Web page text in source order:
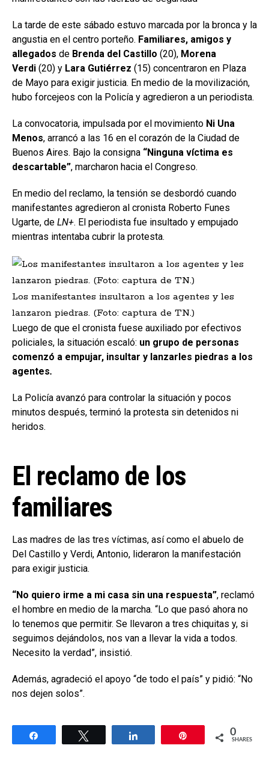
La tarde de este sábado estuvo marcada por la bronca y la
angustia en el centro porteño. Familiares, amigos y
allegados de Brenda del Castillo (20), Morena
Verdi (20) y Lara Gutiérrez (15) concentraron en Plaza
de Mayo para exigir justicia. En medio de la movilización,
hubo forcejeos con la Policía y agredieron a un periodista.
La convocatoria, impulsada por el movimiento Ni Una
Menos, arrancó a las 16 en el corazón de la Ciudad de
Buenos Aires. Bajo la consigna “Ninguna víctima es
descartable”, marcharon hacia el Congreso.
En medio del reclamo, la tensión se desbordó cuando
manifestantes agredieron al cronista Roberto Funes
Ugarte, de LN+. El periodista fue insultado y empujado
mientras intentaba cubrir la protesta.
Los manifestantes insultaron a los agentes y les
lanzaron piedras. (Foto: captura de TN.)
Luego de que el cronista fuese auxiliado por efectivos
policiales, la situación escaló: un grupo de personas
comenzó a empujar, insultar y lanzarles piedras a los
agentes.
La Policía avanzó para controlar la situación y pocos
minutos después, terminó la protesta sin detenidos ni
heridos.
El reclamo de los
familiares
Las madres de las tres víctimas, así como el abuelo de
Del Castillo y Verdi, Antonio, lideraron la manifestación
para exigir justicia.
“No quiero irme a mi casa sin una respuesta”, reclamó
el hombre en medio de la marcha. “Lo que pasó ahora no
lo tenemos que permitir. Se llevaron a tres chiquitas y, si
seguimos dejándolos, nos van a llevar la vida a todos.
Necesito la verdad”, insistió.
Además, agradeció el apoyo “de todo el país” y pidió: “No
nos dejen solos”.
0
SHARES